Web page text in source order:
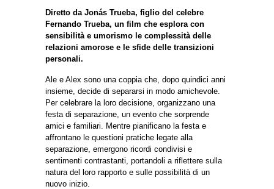
Diretto da Jonás Trueba, figlio del celebre
Fernando Trueba, un film che esplora con
sensibilità e umorismo le complessità delle
relazioni amorose e le sfide delle transizioni
personali.
Ale e Alex sono una coppia che, dopo quindici anni
insieme, decide di separarsi in modo amichevole.
Per celebrare la loro decisione, organizzano una
festa di separazione, un evento che sorprende
amici e familiari. Mentre pianificano la festa e
affrontano le questioni pratiche legate alla
separazione, emergono ricordi condivisi e
sentimenti contrastanti, portandoli a riflettere sulla
natura del loro rapporto e sulle possibilità di un
nuovo inizio.